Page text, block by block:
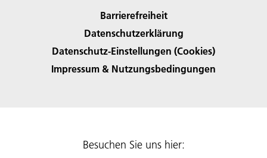
Barrierefreiheit
Datenschutzerklärung
Datenschutz-Einstellungen (Cookies)
Impressum & Nutzungsbedingungen
Besuchen Sie uns hier: